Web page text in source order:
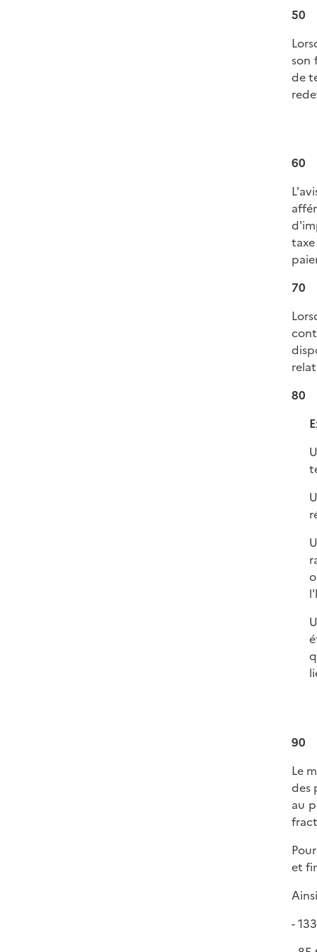
50
son
de
60
70
80
90
Le
des
au
et
-